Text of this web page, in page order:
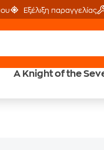
Εξέλιξη παραγγελίας
A Knight of theΈλα